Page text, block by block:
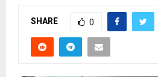
SHARE 0